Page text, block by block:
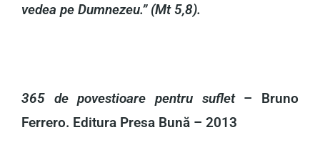
vedea pe Dumnezeu.” (Mt 5,8).
365 de povestioare pentru suflet– Bruno
Ferrero. Editura Presa Bună – 2013